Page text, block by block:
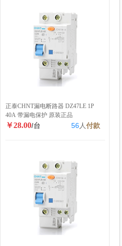
正泰CHNT漏电断路器 DZ47LE 1P
40A 带漏电保护 原装正品
￥28.00/台 56人付款